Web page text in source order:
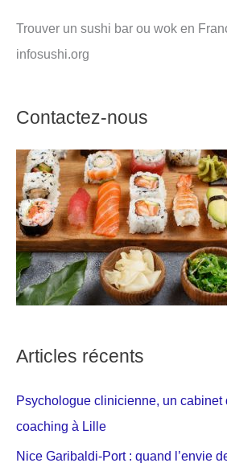
Trouver un sushi bar ou wok en
infosushi.org
Contactez-nous
Articles récents
Psychologue clinicienne, un
coaching à Lille
Nice Garibaldi-Port : quand l’envie